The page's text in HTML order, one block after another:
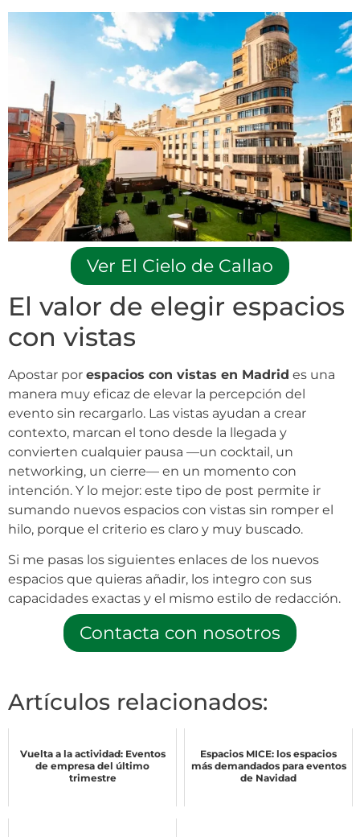
Ver El Cielo de Callao
El valor de elegir espacios
con vistas
Apostar por espacios con vistas en Madrid es una
manera muy eficaz de elevar la percepción del
evento sin recargarlo. Las vistas ayudan a crear
contexto, marcan el tono desde la llegada y
convierten cualquier pausa —un cocktail, un
networking, un cierre— en un momento con
intención. Y lo mejor: este tipo de post permite ir
sumando nuevos espacios con vistas sin romper el
hilo, porque el criterio es claro y muy buscado.
Si me pasas los siguientes enlaces de los nuevos
espacios que quieras añadir, los integro con sus
capacidades exactas y el mismo estilo de redacción.
Contacta con nosotros
Artículos relacionados:
Vuelta a la actividad: Eventos
de empresa del último
trimestre
Espacios MICE: los espacios
más demandados para eventos
de Navidad